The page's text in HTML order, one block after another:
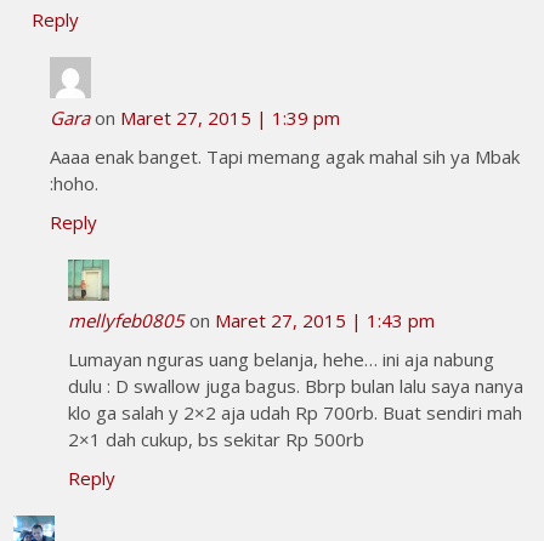
Reply
Garaon Maret 27, 2015 | 1:39 pm
Aaaa enak banget. Tapi memang agak mahal sih ya Mbak
:hoho.
Reply
mellyfeb0805on Maret 27, 2015 | 1:43 pm
Lumayan nguras uang belanja, hehe… ini aja nabung
dulu : D swallow juga bagus. Bbrp bulan lalu saya nanya
klo ga salah y 2×2 aja udah Rp 700rb. Buat sendiri mah
2×1 dah cukup, bs sekitar Rp 500rb
Reply